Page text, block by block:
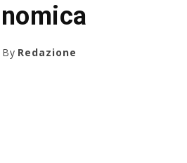
By Redazione